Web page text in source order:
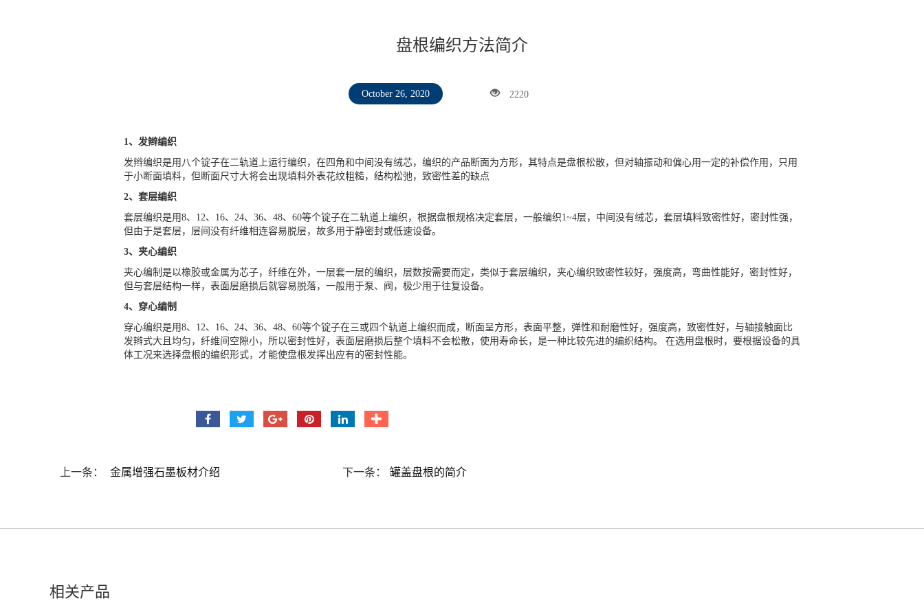
盘根编织方法简介
October 26, 2020 2220
1、发辫编织
发辫编织是用八个锭子在二轨道上运行编织，在四角和中间没有绒芯，编织的产品断面为方形，其特点是盘根松散，但对轴振动和偏心用一定的补偿作用，只用
于小断面填料，但断面尺寸大将会出现填料外表花纹粗糙，结构松弛，致密性差的缺点
2、套层编织
套层编织是用8、12、16、24、36、48、60等个锭子在二轨道上编织，根据盘根规格决定套层，一般编织1~4层，中间没有绒芯，套层填料致密性好，密封性强，
但由于是套层，层间没有纤维相连容易脱层，故多用于静密封或低速设备。
3、夹心编织
夹心编制是以橡胶或金属为芯子，纤维在外，一层套一层的编织，层数按需要而定，类似于套层编织，夹心编织致密性较好，强度高，弯曲性能好，密封性好，
但与套层结构一样，表面层磨损后就容易脱落，一般用于泵、阀，极少用于往复设备。
4、穿心编制
穿心编织是用8、12、16、24、36、48、60等个锭子在三或四个轨道上编织而成，断面呈方形，表面平整，弹性和耐磨性好，强度高，致密性好，与轴接触面比
发辫式大且均匀，纤维间空隙小，所以密封性好，表面层磨损后整个填料不会松散，使用寿命长，是一种比较先进的编织结构。 在选用盘根时，要根据设备的具
体工况来选择盘根的编织形式，才能使盘根发挥出应有的密封性能。
上一条： 金属增强石墨板材介绍 下一条： 罐盖盘根的简介
相关产品